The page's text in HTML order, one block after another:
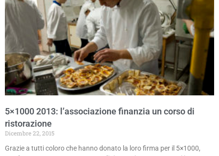
5×1000 2013: l’associazione finanzia un corso di
ristorazione
Dicembre 22, 2015
Grazie a tutti coloro che hanno donato la loro firma per il 5×1000,